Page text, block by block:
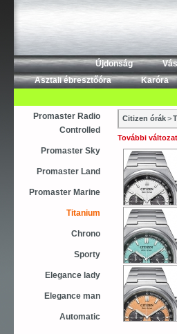
Újdonság
Asztali ébresztőóra
Karóra
Promaster Radio
Controlled
Promaster Sky
Promaster Land
Promaster Marine
Titanium
Chrono
Sporty
Elegance lady
Elegance man
Automatic
Citizen órák>
További